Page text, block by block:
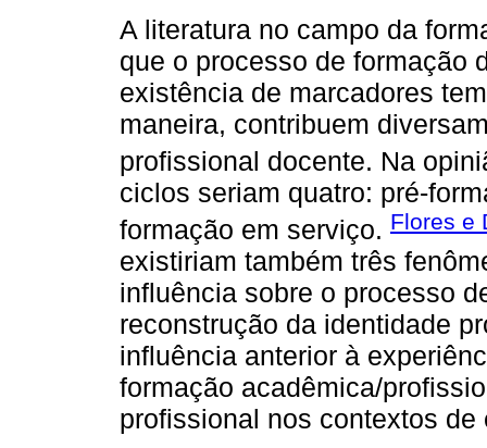
A literatura no campo da
que o processo de formação
existência de marcadores
maneira, contribuem
profissional docente. Na
ciclos seriam quatro: pré-
formação em serviço. Flores e
existiriam também três
influência sobre o processo
reconstrução da identidade
influência anterior à
formação acadêmica/
profissional nos contextos de